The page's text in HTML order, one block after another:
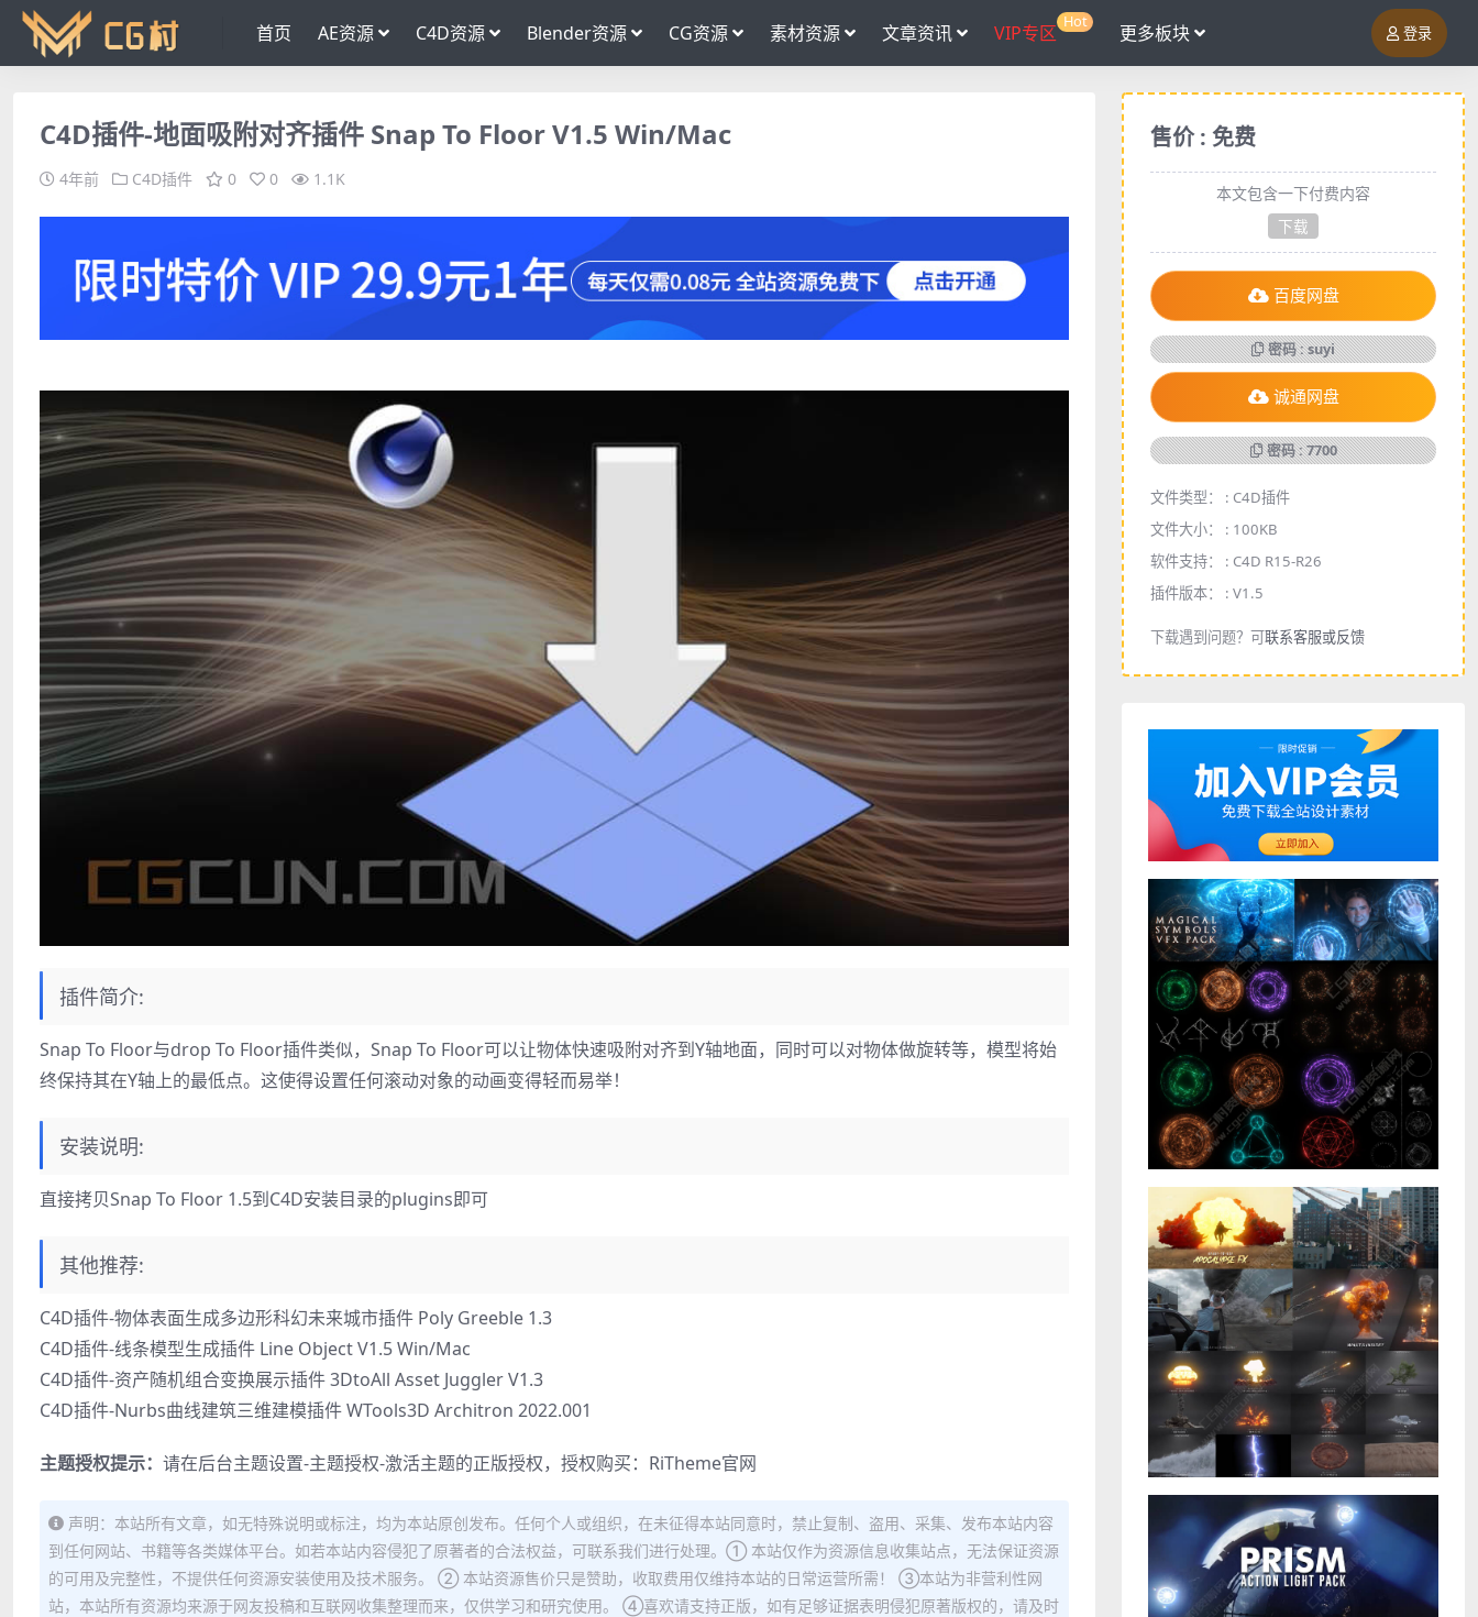
首页 AE资源 C4D资源 Blender资源 CG资源 素材资源 文章资讯 VIP专区 Hot 更多板块 登录
C4D插件-地面吸附对齐插件 Snap To Floor V1.5 Win/Mac
4年前 C4D插件 0 0 1.1K
插件简介:
Snap To Floor与drop To Floor插件类似，Snap To Floor可以让物体快速吸附对齐到Y轴地面，同时可以对物体做旋转等，模型将始
终保持其在Y轴上的最低点。这使得设置任何滚动对象的动画变得轻而易举！
安装说明:
直接拷贝Snap To Floor 1.5到C4D安装目录的plugins即可
其他推荐:
C4D插件-物体表面生成多边形科幻未来城市插件 Poly Greeble 1.3
C4D插件-线条模型生成插件 Line Object V1.5 Win/Mac
C4D插件-资产随机组合变换展示插件 3DtoAll Asset Juggler V1.3
C4D插件-Nurbs曲线建筑三维建模插件 WTools3D Architron 2022.001
主题授权提示： 请在后台主题设置-主题授权-激活主题的正版授权，授权购买： RiTheme官网
声明：本站所有文章，如无特殊说明或标注，均为本站原创发布。任何个人或组织，在未征得本站同意时，禁止复制、盗用、采集、发布本站内容
到任何网站、书籍等各类媒体平台。如若本站内容侵犯了原著者的合法权益，可联系我们进行处理。① 本站仅作为资源信息收集站点，无法保证资源
的可用及完整性，不提供任何资源安装使用及技术服务。 ② 本站资源售价只是赞助，收取费用仅维持本站的日常运营所需！ ③本站为非营利性网
站，本站所有资源均来源于网友投稿和互联网收集整理而来，仅供学习和研究使用。 ④喜欢请支持正版，如有足够证据表明侵犯原著版权的，请及时
售价 : 免费
本文包含一下付费内容
下载
百度网盘
密码 : suyi
诚通网盘
密码 : 7700
文件类型： : C4D插件
文件大小： : 100KB
软件支持： : C4D R15-R26
插件版本： : V1.5
下载遇到问题？可联系客服或反馈